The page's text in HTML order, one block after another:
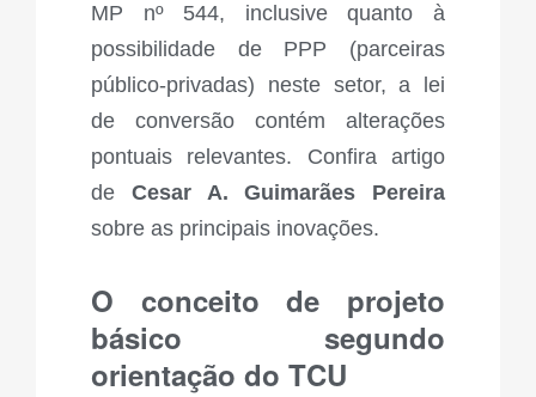
MP nº 544, inclusive quanto à
possibilidade de PPP (parceiras
público-privadas) neste setor, a lei
de conversão contém alterações
pontuais relevantes. Confira artigo
de Cesar A. Guimarães Pereira
sobre as principais inovações.
O conceito de projeto
básico segundo
orientação do TCU